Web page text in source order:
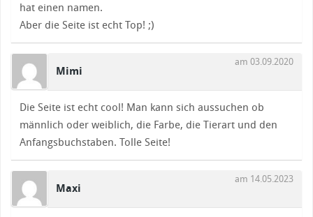
hat einen namen.
Aber die Seite ist echt Top! ;)
Mimi
am 03.09.2020
Die Seite ist echt cool! Man kann sich aussuchen ob
männlich oder weiblich, die Farbe, die Tierart und den
Anfangsbuchstaben. Tolle Seite!
Maxi
am 14.05.2023